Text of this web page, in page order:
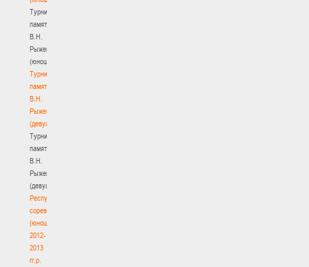
Турнир
памяти
В.Н.
Рыженкова
(юноши)
Турнир
памяти
В.Н.
Рыженкова
(девушки)
Турнир
памяти
В.Н.
Рыженкова
(девушки)
Республиканские
соревнования
(юноши)
2012-
2013
гг.р.